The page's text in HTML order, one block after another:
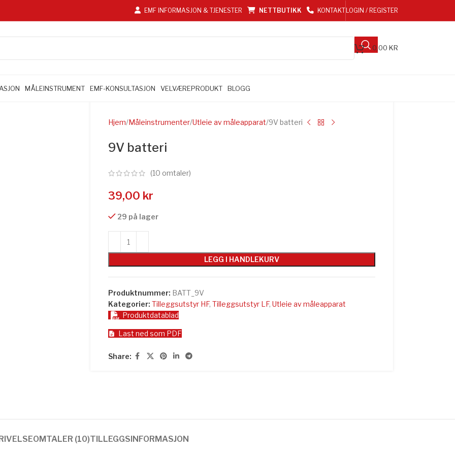
EMF INFORMASJON & TJENESTER NETTBUTIKK KONTAKTLOGIN / REGISTER
0,00 KR
MÅLEINSTRUMENT EMF-KONSULTASJON VELVÆREPRODUKT BLOGG
Hjem Måleinstrumenter Utleie av måleapparat 9V batteri
9V batteri
(10 omtaler)
39,00 kr
29 på lager
LEGG I HANDLEKURV
Produktnummer: BATT_9V
Kategorier: Tilleggsutstyr HF, Tilleggsutstyr LF, Utleie av måleapparat
Produktdatablad
Last ned som PDF
Share:
OMTALER (10)TILLEGGSINFORMASJON